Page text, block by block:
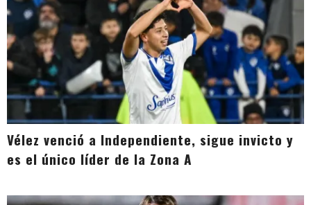
Vélez venció a Independiente, sigue invicto y
es el único líder de la Zona A